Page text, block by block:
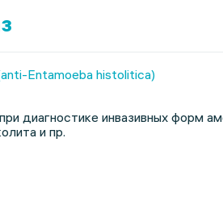
Entamoeba histolitica)
диагностике инвазивных форм
и пр.